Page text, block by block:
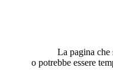
La pagina che
o potrebbe essere